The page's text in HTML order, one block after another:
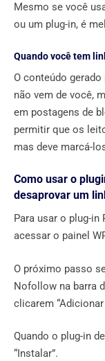
Mesmo se você
ou um plug-in, é
Quando você tem
O conteúdo
não vem de você,
em postagens de
permitir que os
mas deve marcá-
Como usar o
desaprovar um
Para usar o plug-
acessar o painel
O próximo passo
Nofollow na barra
clicarem “Adicionar
Quando o plug-in
“Instalar”.